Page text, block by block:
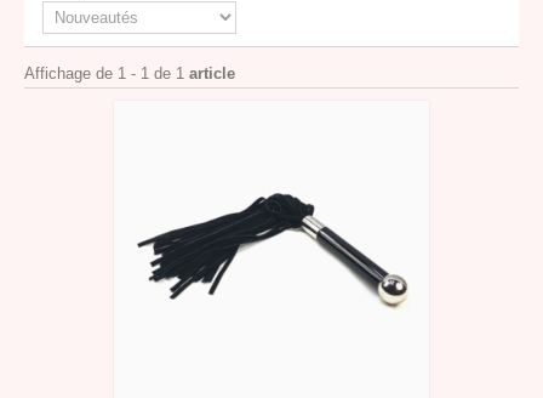
Affichage de 1 - 1 de 1 article